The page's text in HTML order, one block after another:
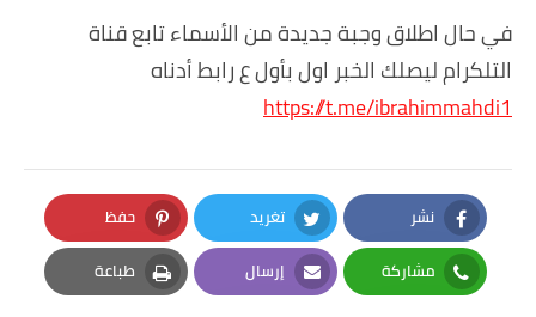
في حال اطلاق وجبة جديدة من الأسماء تابع قناة
التلكرام ليصلك الخبر اول بأول ع رابط أدناه
https://t.me/ibrahimmahdi1
نشر
Facebook
تغريد
Twitter
حفظ
Pinterest
مشاركة
Whatsapp
إرسال
Email
طباعة
Print